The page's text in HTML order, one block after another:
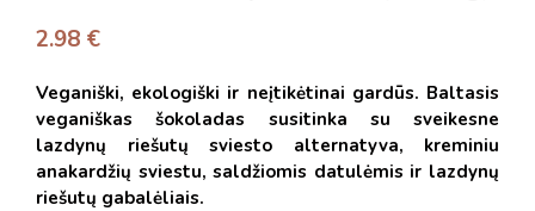
2.98 €
Veganiški, ekologiški ir neįtikėtinai gardūs. Baltasis
veganiškas šokoladas susitinka su sveikesne
lazdynų riešutų sviesto alternatyva, kreminiu
anakardžių sviestu, saldžiomis datulėmis ir lazdynų
riešutų gabalėliais.